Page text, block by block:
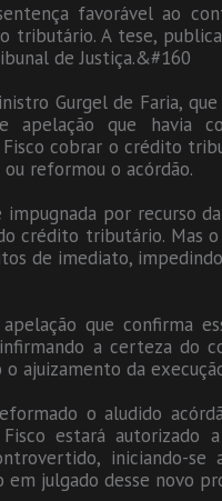
favorável ao
tributário. A tese,
de Justiça.&#160
Gurgel de Faria,
que havia
cobrar o crédito
reformou o acórdão.
impugnada por recurso
crédito tributário. Mas
de imediato,
que confirma
a certeza do
ajuizamento da
o aludido
estará autorizado
iniciando-se
julgado desse novo